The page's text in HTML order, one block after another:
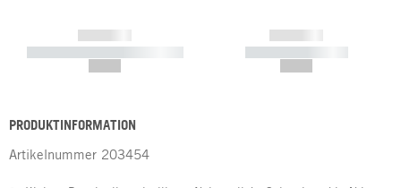
------------
----------- ----------- -----------
------------
----------- -----------
PRODUKTINFORMATION
Artikelnummer 203454